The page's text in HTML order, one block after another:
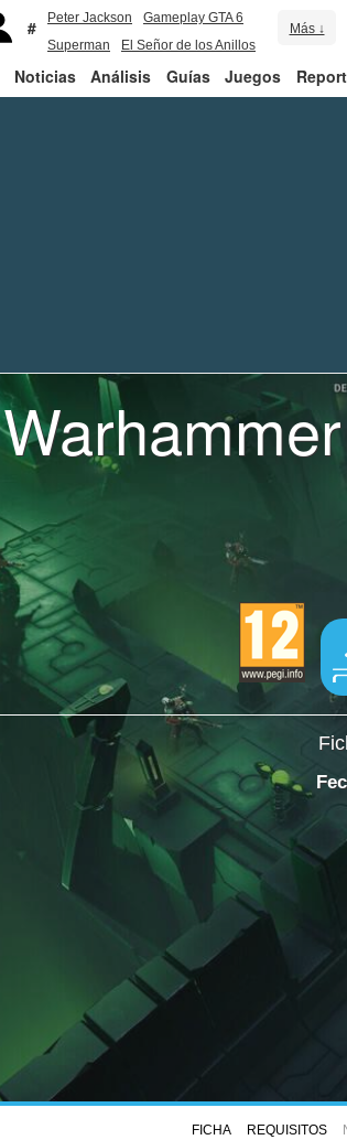
Peter Jackson
Gameplay GTA 6
Superman
El Señor de los Anillos
Más ↓
Noticias Análisis Guías Juegos
FICHA REQUISITOS